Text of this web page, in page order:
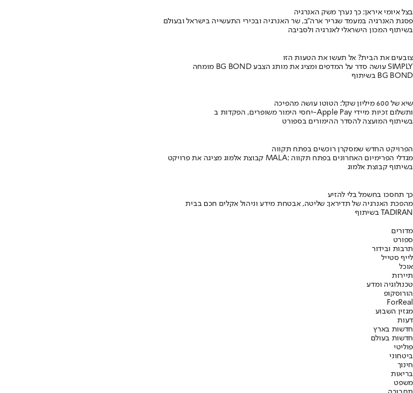
בצל איומי איראן: כך נערך משק האנרגיה
פסגת האנרגיה במעמד שגריר ארה"ב, שר האנרגיה ובכירי התעשייה בישראל ובעולם
בשיתוף המכון הישראלי לאנרגיה ולסביבה
צובעים את הבית? אל תעשו את הטעות הזו
מומחה BG BOND עושה סדר על המדפים ומציג את מותג הצבע SIMPLY
בשיתוף BG BOND
שיא של 600 מיליון שקל: הטוטו עושה מהפיכה
יחסי הימור משופרים, הפקדות ב-Apple Pay ותשלום זכיות מיידי
בשיתוף המועצה להסדר ההימורים בספורט
הפרויקט החדש שמסקרן רוכשים בפתח תקווה
קבוצת אלמוג מציגה את פרויקט MALA: מגדלי הפרימיום האחרונים בפתח תקווה
בשיתוף קבוצת אלמוג
כך תחסכו בחשמל בלי להזיע
מהפכת האנרגיה של תדיראן: שליטה, אבטחת מידע וניהול אקלים חכם בבית
בשיתוף TADIRAN
מדורים
ספורט
תרבות ובידור
לייף סטייל
אוכל
תיירות
טכנולוגיה ומדע
הורוסקופ
ForReal
מגזין השבוע
דעות
חדשות בארץ
חדשות בעולם
פוליטי
ביטחוני
חינוך
בריאות
משפט